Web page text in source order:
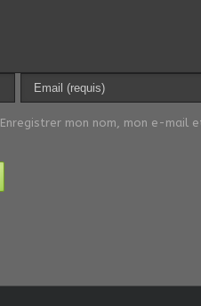
Enregistrer mon nom, mon e-mail